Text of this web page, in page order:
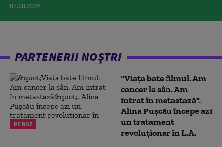
07.08.2026
PARTENERII NOȘTRI
PE ROZ
"Viața bate filmul. Am
cancer la sân. Am
intrat în metastază".
Alina Pușcău începe azi
un tratament
revoluționar în L.A.